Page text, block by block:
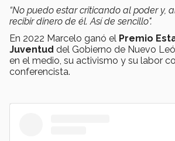
“No puedo estar criticando al poder y,
recibir dinero de él. Así de sencillo".
En 2022 Marcelo ganó el Premio
Juventud del Gobierno de Nuevo
en el medio, su activismo y su labor
conferencista.